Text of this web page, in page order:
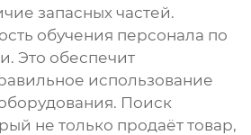
запасных частей.
обучения персонала по
Это обеспечит
использование
Поиск
не только продаёт товар,